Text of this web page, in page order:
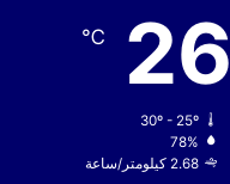
26
℃
30º - 25º
78%
2.68 كيلومتر/ساعة